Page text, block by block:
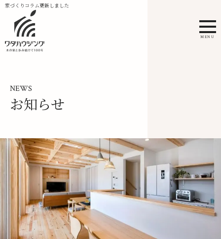
家づくりコラム更新しました
MENU
NEWS
お知らせ